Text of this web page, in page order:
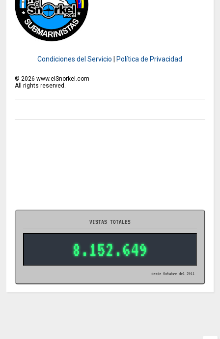
Condiciones del Servicio |Política de Privacidad
© 2026 www.elSnorkel.com
All rights reserved.
VISTAS TOTALES
8.152.649
desde Octubre del 2011